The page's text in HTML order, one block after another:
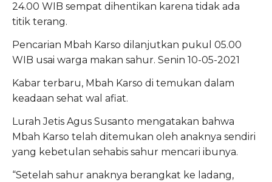
24.00 WIB sempat dihentikan karena tidak ada
titik terang.
Pencarian Mbah Karso dilanjutkan pukul 05.00
WIB usai warga makan sahur. Senin 10-05-2021
Kabar terbaru, Mbah Karso di temukan dalam
keadaan sehat wal afiat.
Lurah Jetis Agus Susanto mengatakan bahwa
Mbah Karso telah ditemukan oleh anaknya sendiri
yang kebetulan sehabis sahur mencari ibunya.
“Setelah sahur anaknya berangkat ke ladang,